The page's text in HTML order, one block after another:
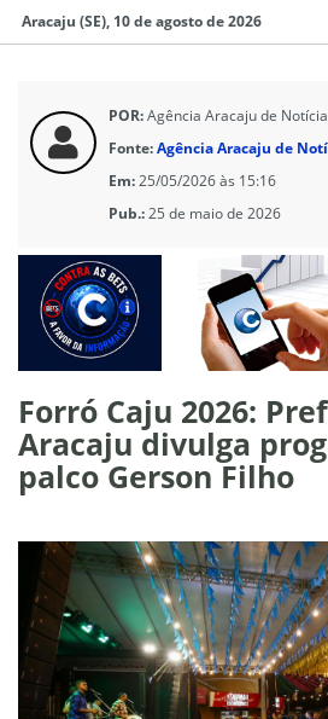
Aracaju (SE), 10 de agosto de 2026
POR:Agência Aracaju de
Fonte:Agência Aracaju de
Em:25/05/2026 às 15:16
Pub.:25 de maio de 2026
Forró Caju 2026:
Aracaju divulga
palco Gerson Filho